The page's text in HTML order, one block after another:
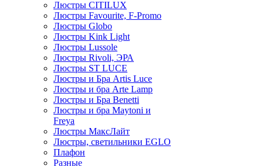
Люстры CITILUX
Люстры Favourite, F-Promo
Люстры Globo
Люстры Kink Light
Люстры Lussole
Люстры Rivoli, ЭРА
Люстры ST LUCE
Люстры и Бра Artis Luce
Люстры и бра Arte Lamp
Люстры и Бра Benetti
Люстры и бра Maytoni и
Freya
Люстры МаксЛайт
Люстры, светильники EGLO
Плафон
Разные